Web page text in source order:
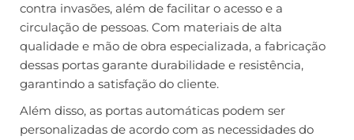
contra invasões, além de facilitar o acesso e a
circulação de pessoas. Com materiais de alta
qualidade e mão de obra especializada, a fabricação
dessas portas garante durabilidade e resistência,
garantindo a satisfação do cliente.
Além disso, as portas automáticas podem ser
personalizadas de acordo com as necessidades do